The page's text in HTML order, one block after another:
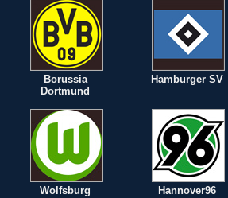
Borussia
Dortmund
Hamburger SV
Wolfsburg Hannover96